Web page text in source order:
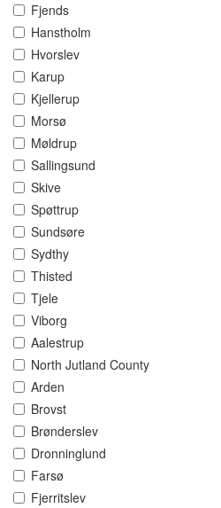
Fjends
Hanstholm
Hvorslev
Karup
Kjellerup
Morsø
Møldrup
Sallingsund
Skive
Spøttrup
Sundsøre
Sydthy
Thisted
Tjele
Viborg
Aalestrup
North Jutland County
Arden
Brovst
Brønderslev
Dronninglund
Farsø
Fjerritslev